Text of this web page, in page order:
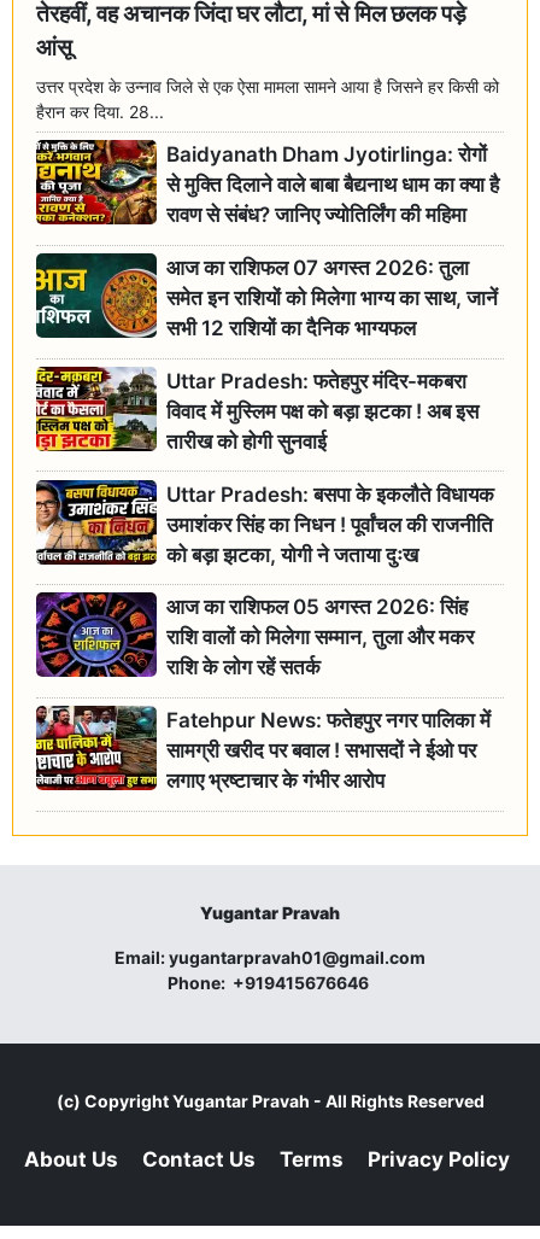
तेरहवीं, वह अचानक जिंदा घर लौटा, मां से मिल छलक पड़े
आंसू
उत्तर प्रदेश के उन्नाव जिले से एक ऐसा मामला सामने आया है जिसने हर किसी को
हैरान कर दिया. 28...
Baidyanath Dham Jyotirlinga: रोगों
से मुक्ति दिलाने वाले बाबा बैद्यनाथ धाम का क्या है
रावण से संबंध? जानिए ज्योतिर्लिंग की महिमा
आज का राशिफल 07 अगस्त 2026: तुला
समेत इन राशियों को मिलेगा भाग्य का साथ, जानें
सभी 12 राशियों का दैनिक भाग्यफल
Uttar Pradesh: फतेहपुर मंदिर-मकबरा
विवाद में मुस्लिम पक्ष को बड़ा झटका ! अब इस
तारीख को होगी सुनवाई
Uttar Pradesh: बसपा के इकलौते विधायक
उमाशंकर सिंह का निधन ! पूर्वांचल की राजनीति
को बड़ा झटका, योगी ने जताया दुःख
आज का राशिफल 05 अगस्त 2026: सिंह
राशि वालों को मिलेगा सम्मान, तुला और मकर
राशि के लोग रहें सतर्क
Fatehpur News: फतेहपुर नगर पालिका में
सामग्री खरीद पर बवाल ! सभासदों ने ईओ पर
लगाए भ्रष्टाचार के गंभीर आरोप
Yugantar Pravah
Email:yugantarpravah01@gmail.com
Phone: +919415676646
(c) CopyrightYugantar Pravah - All Rights Reserved
About Us Contact Us Terms Privacy Policy